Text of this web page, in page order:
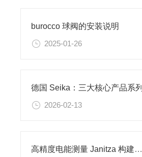
burocco 球阀的安装说明
2025-01-26
德国 Seika：三大核心产品系列
2026-02-13
高精度电能测量 Janitza 构建智能能源管理体系